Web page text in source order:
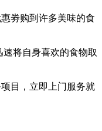
劵购到许多美味的食
将自身喜欢的食物取
目，立即上门服务就